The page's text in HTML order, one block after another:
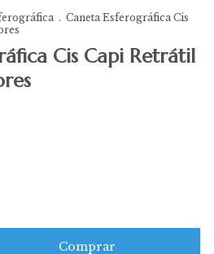
. Caneta Esferográfica Cis
Cis Capi Retrátil